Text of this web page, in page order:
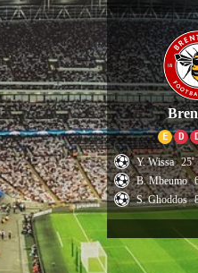
E D
Y. Wissa 25'
B. Mbeumo
S. Ghoddos